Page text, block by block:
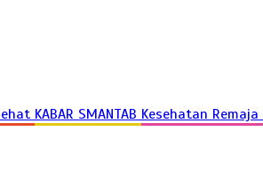
KABAR SMANTAB Kesehatan Remaja